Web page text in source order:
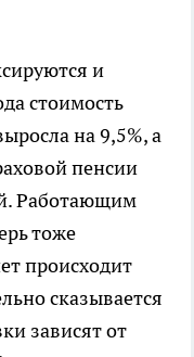
и
стоимость
на 9,5%, а
пенсии
Работающим
тоже
происходит
сказывается
зависят от